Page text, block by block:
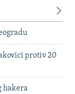
protiv 20
hakera